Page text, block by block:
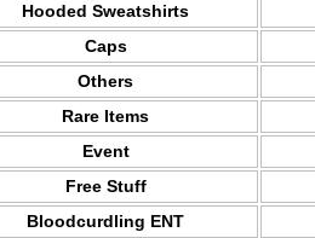
Hooded Sweatshirts
Caps
Others
Rare Items
Event
Free Stuff
Bloodcurdling ENT